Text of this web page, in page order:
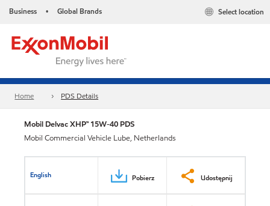
Business • Global Brands Select location
Home PDS Details
Mobil Delvac XHP™ 15W-40 PDS
Mobil Commercial Vehicle Lube, Netherlands
English Pobierz Udostępnij